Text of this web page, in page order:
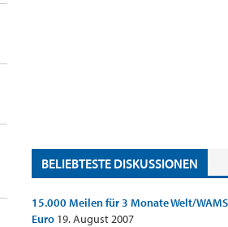
BELIEBTESTE DISKUSSIONEN
15.000 Meilen für 3 Monate Welt/
Euro 19. August 2007